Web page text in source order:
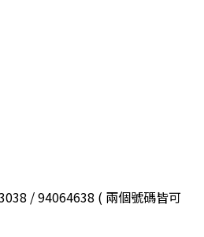
/ 94064638 ( 兩個號碼皆可